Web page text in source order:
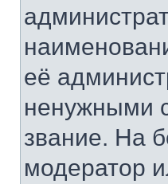
её
ненужными
звание. На
модератор